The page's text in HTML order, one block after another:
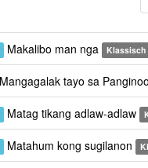
Makalibo man nga Klassisch
tayo sa
Matag tikang adlaw-adlaw
Matahum kong sugilanon